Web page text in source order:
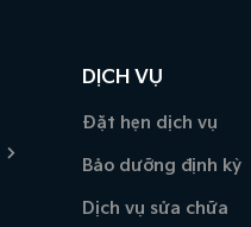
DỊCH VỤ
Đặt hẹn dịch vụ
Bảo dưỡng định kỳ
Dịch vụ sửa chữa